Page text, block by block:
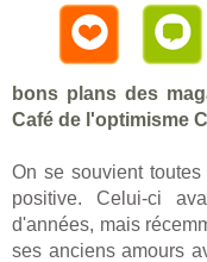
bons plans des
Café de l'optimisme
On se souvient
positive. Celui-ci
d'années, mais
ses anciens amours